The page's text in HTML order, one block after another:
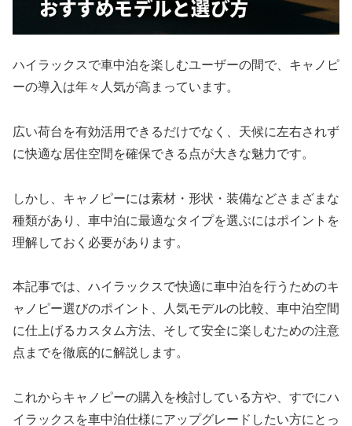
ハイラックスで車中泊を楽しむユーザーの間で、キャノピ
ーの導入は年々人気が高まっています。
広い荷台を有効活用できるだけでなく、天候に左右されず
に快適な居住空間を確保できる点が大きな魅力です。
しかし、キャノピーには素材・形状・装備などさまざまな
種類があり、車中泊に最適なタイプを選ぶにはポイントを
理解しておく必要があります。
本記事では、ハイラックスで快適に車中泊を行うためのキ
ャノピー選びのポイント、人気モデルの比較、車中泊空間
に仕上げるカスタム方法、そして安全に楽しむための注意
点までを徹底的に解説します。
これからキャノピーの購入を検討している方や、すでにハ
イラックスを車中泊仕様にアップグレードしたい方にとっ